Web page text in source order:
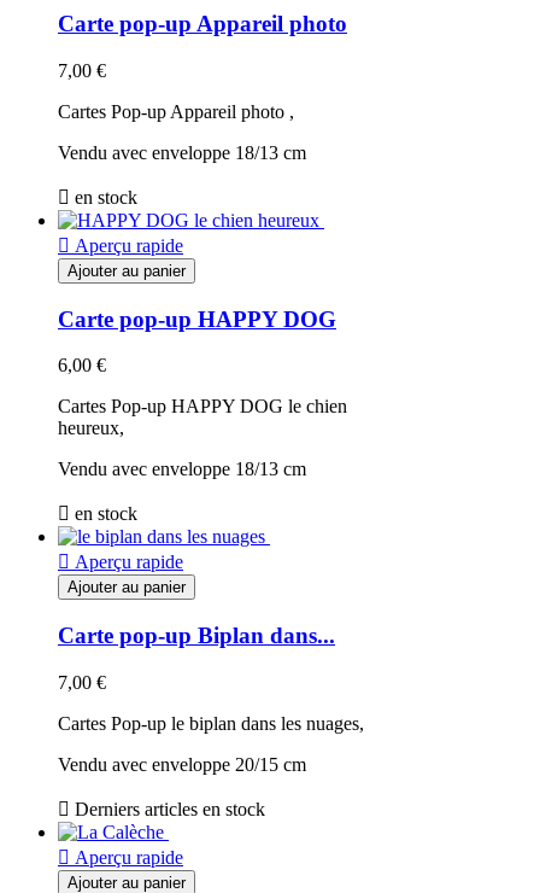
Carte pop-up Appareil photo
7,00 €
Cartes Pop-up Appareil photo ,
Vendu avec enveloppe 18/13 cm
 en stock
 Aperçu rapide
Ajouter au panier
Carte pop-up HAPPY DOG
6,00 €
Cartes Pop-up HAPPY DOG le chien
heureux,
Vendu avec enveloppe 18/13 cm
 en stock
 Aperçu rapide
Ajouter au panier
Carte pop-up Biplan dans...
7,00 €
Cartes Pop-up le biplan dans les nuages,
Vendu avec enveloppe 20/15 cm
 Derniers articles en stock
 Aperçu rapide
Ajouter au panier